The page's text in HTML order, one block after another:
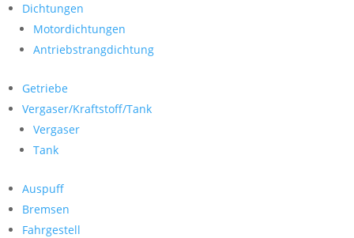
Dichtungen
Motordichtungen
Antriebstrangdichtung
Getriebe
Vergaser/Kraftstoff/Tank
Vergaser
Tank
Auspuff
Bremsen
Fahrgestell